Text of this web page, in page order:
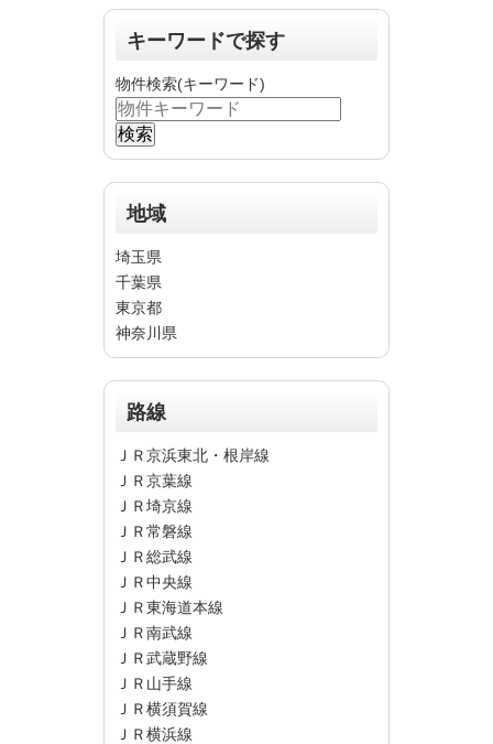
キーワードで探す
物件検索(キーワード)
地域
埼玉県
千葉県
東京都
神奈川県
路線
ＪＲ京浜東北・根岸線
ＪＲ京葉線
ＪＲ埼京線
ＪＲ常磐線
ＪＲ総武線
ＪＲ中央線
ＪＲ東海道本線
ＪＲ南武線
ＪＲ武蔵野線
ＪＲ山手線
ＪＲ横須賀線
ＪＲ横浜線